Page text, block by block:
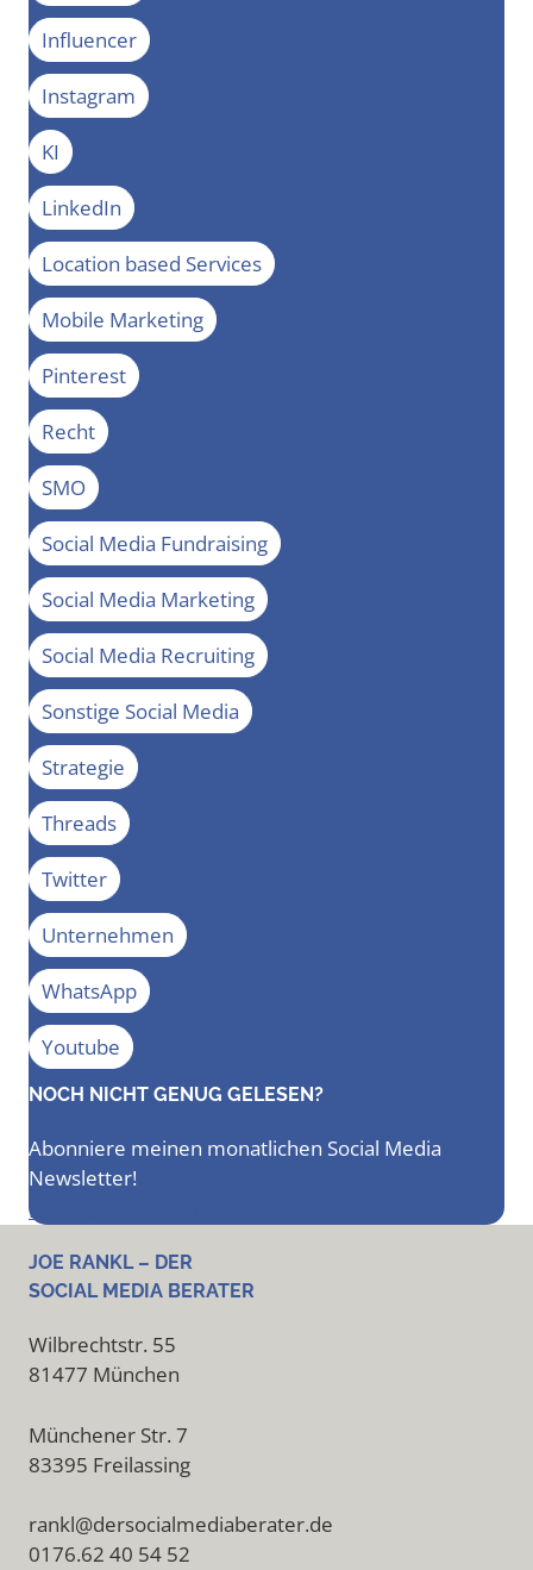
Influencer
Instagram
KI
LinkedIn
Location based Services
Mobile Marketing
Pinterest
Recht
SMO
Social Media Fundraising
Social Media Marketing
Social Media Recruiting
Sonstige Social Media
Strategie
Threads
Twitter
Unternehmen
WhatsApp
Youtube
NOCH NICHT GENUG GELESEN?
Abonniere meinen monatlichen Social Media
Newsletter!
Newsletter bestellen
JOE RANKL – DER
SOCIAL MEDIA BERATER
Wilbrechtstr. 55
81477 München
Münchener Str. 7
83395 Freilassing
rankl@dersocialmediaberater.de
0176.62 40 54 52